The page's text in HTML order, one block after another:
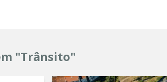
"Trânsito"